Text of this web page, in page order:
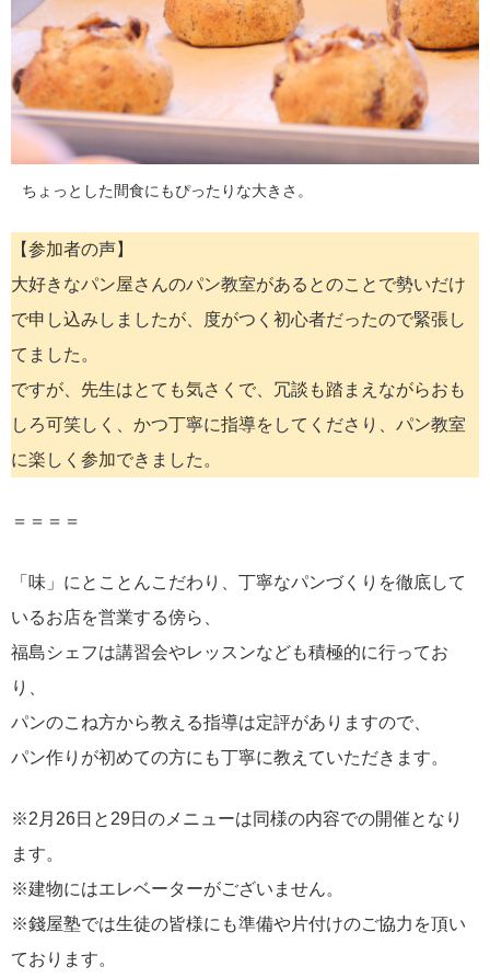
ちょっとした間食にもぴったりな大きさ。
【参加者の声】
大好きなパン屋さんのパン教室があるとのことで勢いだけ
で申し込みしましたが、度がつく初心者だったので緊張し
てました。
ですが、先生はとても気さくで、冗談も踏まえながらおも
しろ可笑しく、かつ丁寧に指導をしてくださり、パン教室
に楽しく参加できました。
＝＝＝＝
「味」にとことんこだわり、丁寧なパンづくりを徹底して
いるお店を営業する傍ら、
福島シェフは講習会やレッスンなども積極的に行ってお
り、
パンのこね方から教える指導は定評がありますので、
パン作りが初めての方にも丁寧に教えていただきます。
※2月26日と29日のメニューは同様の内容での開催となり
ます。
※建物にはエレベーターがございません。
※錢屋塾では生徒の皆様にも準備や片付けのご協力を頂い
ております。